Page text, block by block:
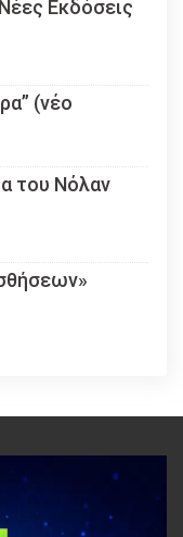
Εκδόσεις
(νέο
του Νόλαν